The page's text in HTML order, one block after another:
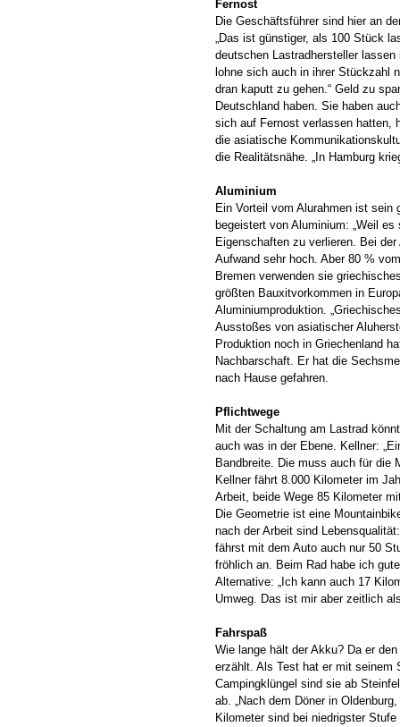
Fernost
Die Geschäftsführer sind hier an
„Das ist günstiger, als 100 Stück
deutschen Lastradhersteller
lohne sich auch in ihrer Stückzahl
dran kaputt zu gehen.“ Geld zu
Deutschland haben. Sie haben
sich auf Fernost verlassen hatten,
die asiatische
die Realitätsnähe. „In Hamburg
Aluminium
Ein Vorteil vom Alurahmen ist
begeistert von Aluminium: „Weil
Eigenschaften zu verlieren. Bei
Aufwand sehr hoch. Aber 80 %
Bremen verwenden sie
größten Bauxitvorkommen in
Aluminiumproduktion.
Ausstoßes von asiatischer
Produktion noch in Griechenland
Nachbarschaft. Er hat die
nach Hause gefahren.
Pflichtwege
Mit der Schaltung am Lastrad
auch was in der Ebene. Kellner:
Bandbreite. Die muss auch für die
Kellner fährt 8.000 Kilometer im
Arbeit, beide Wege 85 Kilometer
Die Geometrie ist eine
nach der Arbeit sind
fährst mit dem Auto auch nur 50
fröhlich an. Beim Rad habe ich
Alternative: „Ich kann auch 17
Umweg. Das ist mir aber zeitlich
Fahrspaß
Wie lange hält der Akku? Da er
erzählt. Als Test hat er mit seinem
Campingklüngel sind sie ab
ab. „Nach dem Döner in
Kilometer sind bei niedrigster